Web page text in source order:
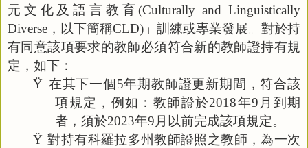
元文化及語言教育(Culturally and Linguistically
Diverse ，以下簡稱CLD) 」訓練或專業發展。對於持
有同意該項要求的教師必須符合新的教師證持有規
定，如下：
Ÿ 在其下一個 5年期教師證更新期間，符合該
項規定，例如：教師證於2018年9 月到期
者，須於2023年9 月以前完成該項規定。
Ÿ 對持有科羅拉多州教師證照之教師，為一次